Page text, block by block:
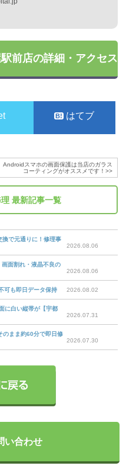
前店の詳細・アクセス
はてブ
Androidスマホの画面保護は当店のガラス
コーティングがオススメです！ >>
最新記事一覧
で元通りに！修理事
2026.08.06
面割れ・液晶不良の
2026.08.06
可も即日データ保持 2026.08.02
に白い縦帯が【宇都
2026.07.31
のまま約60分で即日修
2026.07.30
い合わせ